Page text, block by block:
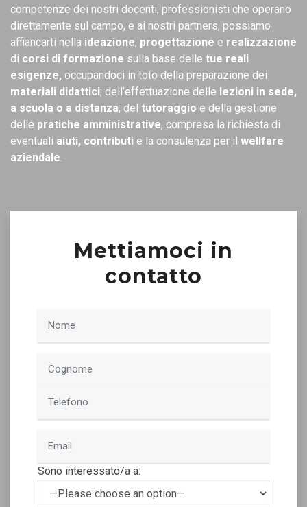
competenze dei nostri docenti, professionisti che operano
direttamente sul campo, e ai nostri partners, possiamo
affiancarti nella ideazione, progettazione e realizzazione
di corsi di formazione sulla base delle tue reali
esigenze, occupandoci in toto della preparazione dei
materiali didattici; dell’effettuazione delle lezioni in sede,
a scuola o a distanza; del tutoraggio e della gestione
delle pratiche amministrative, compresa la richiesta di
eventuali aiuti, contributi e la consulenza per il wellfare
aziendale
Mettiamoci in
contatto
Sono interessato/a a: